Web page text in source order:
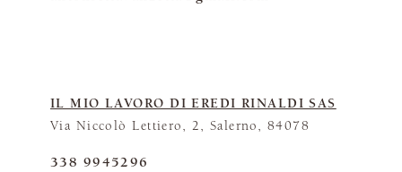
IL MIO LAVORO DI EREDI RINALDI SAS
Via Niccolò Lettiero, 2, Salerno, 84078
338 9945296